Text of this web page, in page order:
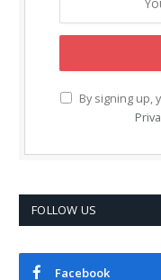
By signing up,
FOLLOW US
Facebook